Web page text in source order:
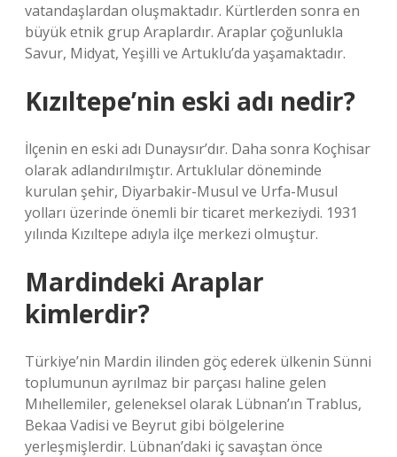
vatandaşlardan oluşmaktadır. Kürtlerden sonra en
büyük etnik grup Araplardır. Araplar çoğunlukla
Savur, Midyat, Yeşilli ve Artuklu’da yaşamaktadır.
Kızıltepe’nin eski adı nedir?
İlçenin en eski adı Dunaysır’dır. Daha sonra Koçhisar
olarak adlandırılmıştır. Artuklular döneminde
kurulan şehir, Diyarbakir-Musul ve Urfa-Musul
yolları üzerinde önemli bir ticaret merkeziydi. 1931
yılında Kızıltepe adıyla ilçe merkezi olmuştur.
Mardindeki Araplar
kimlerdir?
Türkiye’nin Mardin ilinden göç ederek ülkenin Sünni
toplumunun ayrılmaz bir parçası haline gelen
Mıhellemiler, geleneksel olarak Lübnan’ın Trablus,
Bekaa Vadisi ve Beyrut gibi bölgelerine
yerleşmişlerdir. Lübnan’daki iç savaştan önce